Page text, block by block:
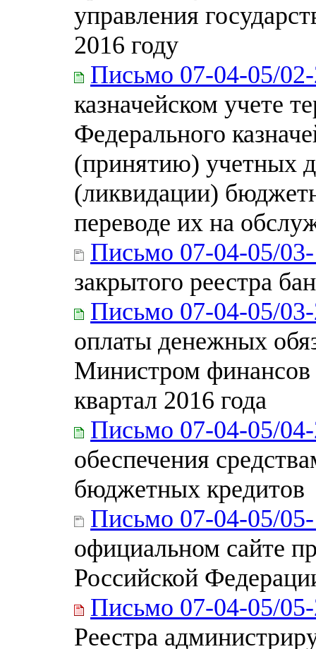
управления
2016 году
Письмо 07-04-05/
казначейском учете
Федерального
(принятию) учетных
(ликвидации)
переводе их на
Письмо 07-04-05/
закрытого реестра
Письмо 07-04-05/
оплаты денежных
Министром финансов
квартал 2016 года
Письмо 07-04-05/
обеспечения
бюджетных кредитов
Письмо 07-04-05/
официальном сайте
Российской
Письмо 07-04-05/
Реестра